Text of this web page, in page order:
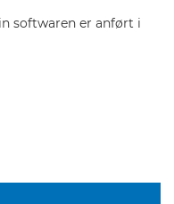
softwaren er anført i